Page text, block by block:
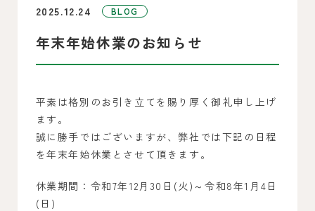
2025.12.24 BLOG
年末年始休業のお知らせ
平素は格別のお引き立てを賜り厚く御礼申し上げ
ます。
誠に勝手ではございますが、弊社では下記の日程
を年末年始休業とさせて頂きます。
休業期間：令和7年12月30日(火)～令和8年1月4日
(日)